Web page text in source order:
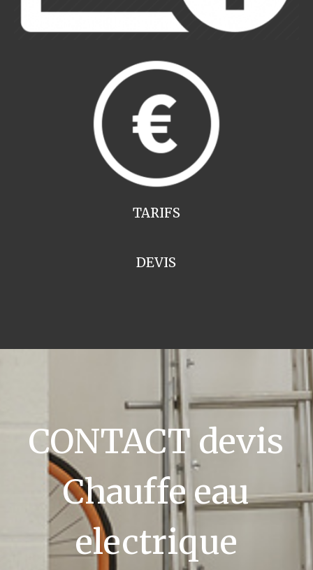
TARIFS
DEVIS
CONTACT devis
Chauffe eau
electrique